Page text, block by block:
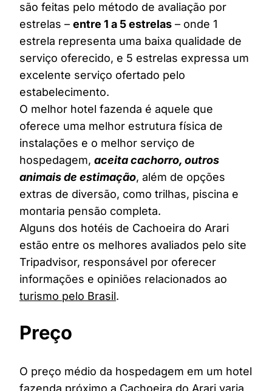
são feitas pelo método de avaliação por
estrelas – entre 1 a 5 estrelas – onde 1
estrela representa uma baixa qualidade de
serviço oferecido, e 5 estrelas expressa um
excelente serviço ofertado pelo
estabelecimento.
O melhor hotel fazenda é aquele que
oferece uma melhor estrutura física de
instalações e o melhor serviço de
hospedagem, aceita cachorro, outros
animais de estimação, além de opções
extras de diversão, como trilhas, piscina e
montaria pensão completa.
Alguns dos hotéis de Cachoeira do Arari
estão entre os melhores avaliados pelo site
Tripadvisor, responsável por oferecer
informações e opiniões relacionados ao
turismo pelo Brasil.
Preço
O preço médio da hospedagem em um hotel
fazenda próximo a Cachoeira do Arari varia